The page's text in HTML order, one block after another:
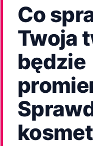
Co
Twoja
będzie